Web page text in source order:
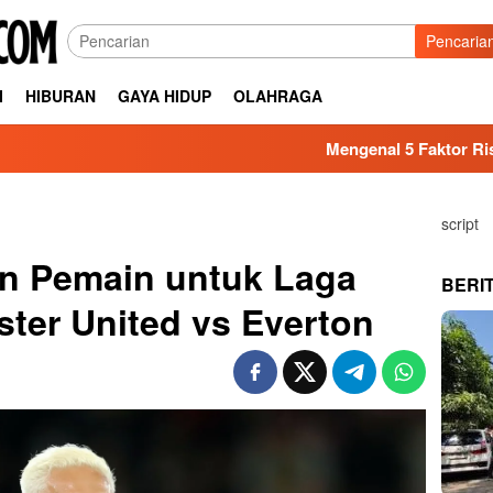
HIBURAN GAYA HIDUP OLAHRAGA
Mengenal 5 Faktor Risiko
Pemain untuk Laga
United vs Everton
script